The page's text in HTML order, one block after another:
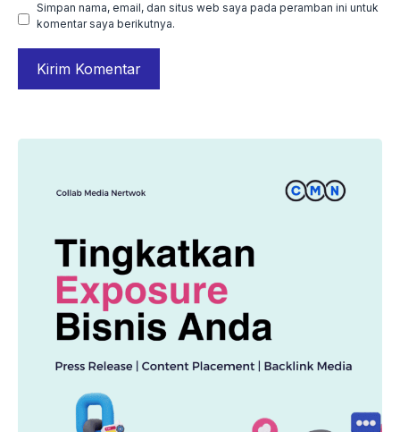
Simpan nama, email, dan situs web saya pada peramban ini untuk
komentar saya berikutnya.